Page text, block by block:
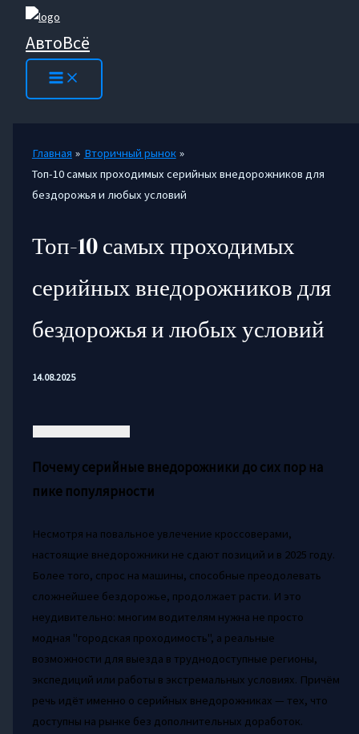
Перейти
содержимому
АвтоВсё
Главная
Вторичный рынок
Топ-10 самых проходимых серийных внедорожников для
бездорожья и любых условий
Топ-10 самых проходимых
серийных внедорожников для
бездорожья и любых условий
14.08.2025
Почему серийные внедорожники до сих пор на
пике популярности
Несмотря на повальное увлечение кроссоверами,
настоящие внедорожники не сдают позиций и в 2025 году.
Более того, спрос на машины, способные преодолевать
сложнейшее бездорожье, продолжает расти. И это
неудивительно: многим водителям нужна не просто
модная "городская проходимость", а реальные
возможности для выезда в труднодоступные регионы,
экспедиций или работы в экстремальных условиях. Причём
речь идёт именно о серийных внедорожниках — тех, что
доступны на рынке без дополнительных доработок.